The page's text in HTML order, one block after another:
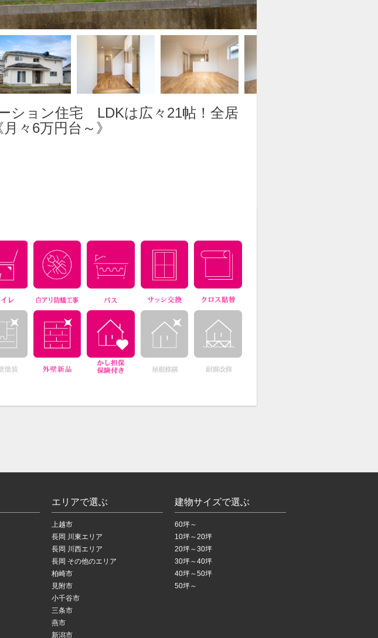
ション住宅 LDKは広々21帖！全居
々6万円台～》
エリアで選ぶ
上越市
長岡 川東エリア
長岡 川西エリア
長岡 その他のエリア
柏崎市
見附市
小千谷市
三条市
燕市
新潟市
建物サイズで選ぶ
60坪～
10坪～20坪
20坪～30坪
30坪～40坪
40坪～50坪
50坪～